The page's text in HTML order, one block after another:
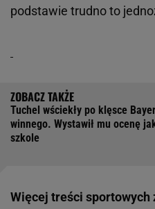
podstawie trudno to
Tuchel wściekły po klęsce
winnego. Wystawił mu ocenę
szkole
Więcej treści sportowych